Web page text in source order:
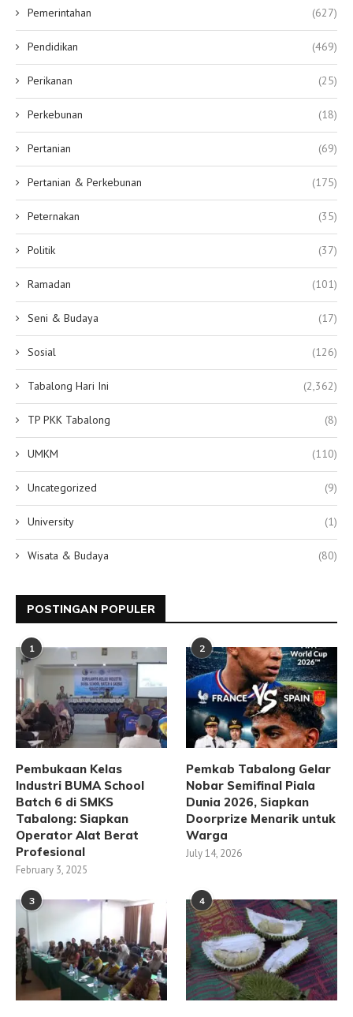
Pemerintahan (627)
Pendidikan (469)
Perikanan (25)
Perkebunan (18)
Pertanian (69)
Pertanian & Perkebunan (175)
Peternakan (35)
Politik (37)
Ramadan (101)
Seni & Budaya (17)
Sosial (126)
Tabalong Hari Ini (2,362)
TP PKK Tabalong (8)
UMKM (110)
Uncategorized (9)
University (1)
Wisata & Budaya (80)
POSTINGAN POPULER
1
Pembukaan Kelas
Industri BUMA School
Batch 6 di SMKS
Tabalong: Siapkan
Operator Alat Berat
Profesional
February 3, 2025
2
Pemkab Tabalong Gelar
Nobar Semifinal Piala
Dunia 2026, Siapkan
Doorprize Menarik untuk
Warga
July 14, 2026
3 4